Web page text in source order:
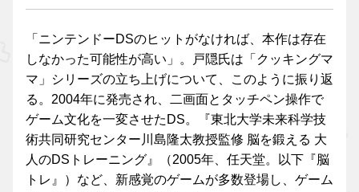
「ニンテンドーDSのヒットがなければ、本作は存在
しなかった可能性が高い」。戸隠氏は「クッキングマ
マ」シリーズの立ち上げについて、このように振り返
る。2004年に発売され、二画面とタッチペン操作で
ゲーム文化を一変させたDS。『東北大学未来科学技
術共同研究センター川島隆太教授監修 脳を鍛える 大
人のDSトレーニング』（2005年、任天堂。以下『脳
トレ』）など、新感覚のゲームが多数登場し、ゲーム